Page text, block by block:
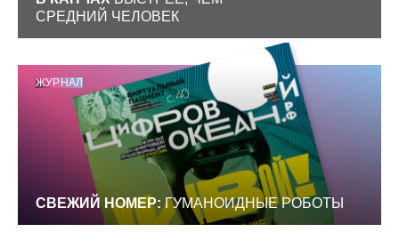
СРЕДНИЙ ЧЕЛОВЕК
ЖУРНАЛ
СВЕЖИЙ НОМЕР: ГУМАНОИДНЫЕ РОБОТЫ